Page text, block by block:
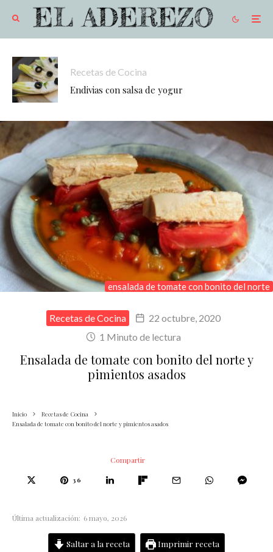
Recetas de Cocina
Endivias con salsa de yogur
ensalada de tomate con bonito del norte
Recetas de Cocina
22 octubre, 2020
1 Minuto de lectura
Ensalada de tomate con bonito del norte y
pimientos asados
Inicio
Recetas de Cocina
Ensalada de tomate con bonito del norte y pimientos asados
Compartir
36
Última actualización: 6 mayo, 2026
Saltar a la receta Imprimir receta